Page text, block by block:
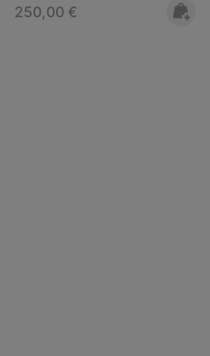
Regular price:
250,00 €